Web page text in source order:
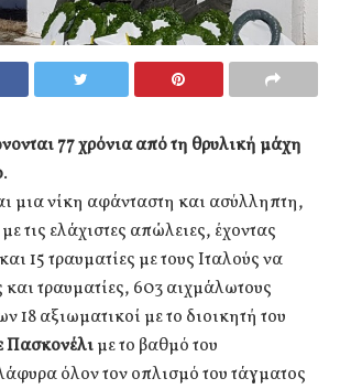
77 χρόνια από τη θρυλική μάχη
.
μια νίκη αφάνταστη και ασύλληπτη,
τις ελάχιστες απώλειες, έχοντας
15 τραυματίες με τους Ιταλούς να
και τραυματίες, 603 αιχμάλωτους
18 αξιωματικοί με το διοικητή του
Πασκονέλιμε το βαθμό του
όλον τον οπλισμό του τάγματος